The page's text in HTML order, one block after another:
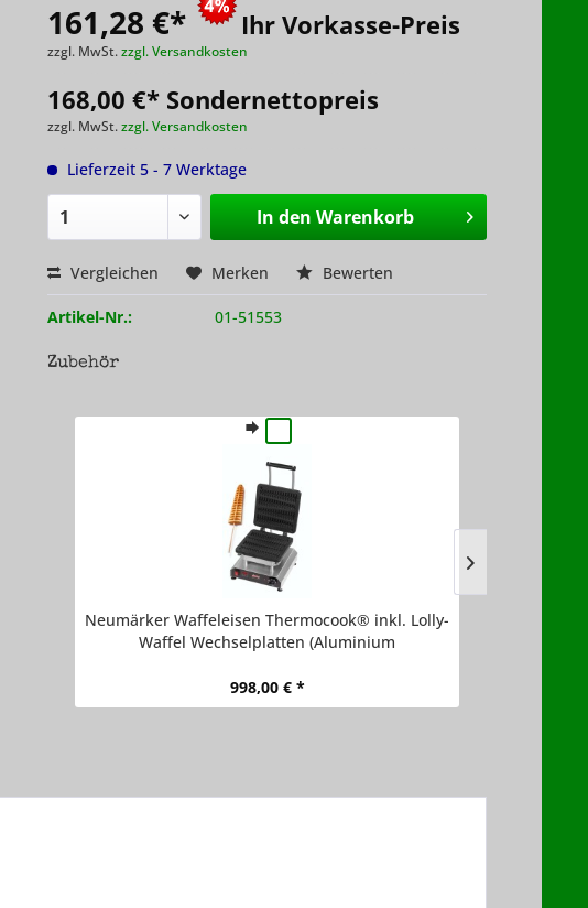
161,28 €* Ihr Vorkasse-Preis
zzgl. MwSt.zzgl. Versandkosten
168,00 €* Sondernettopreis
zzgl. MwSt.zzgl. Versandkosten
Lieferzeit 5 - 7 Werktage
In den Warenkorb
Vergleichen Merken Bewerten
Artikel-Nr.: 01-51553
Zubehör
Neumärker Waffeleisen Thermocook® inkl. Lolly-
Waffel Wechselplatten (Aluminium
998,00 € *